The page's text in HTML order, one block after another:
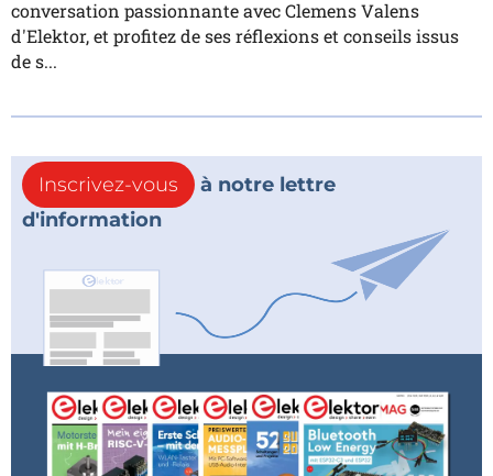
conversation passionnante avec Clemens Valens
d'Elektor, et profitez de ses réflexions et conseils issus
de s...
Inscrivez-vous
à notre lettre
d'information